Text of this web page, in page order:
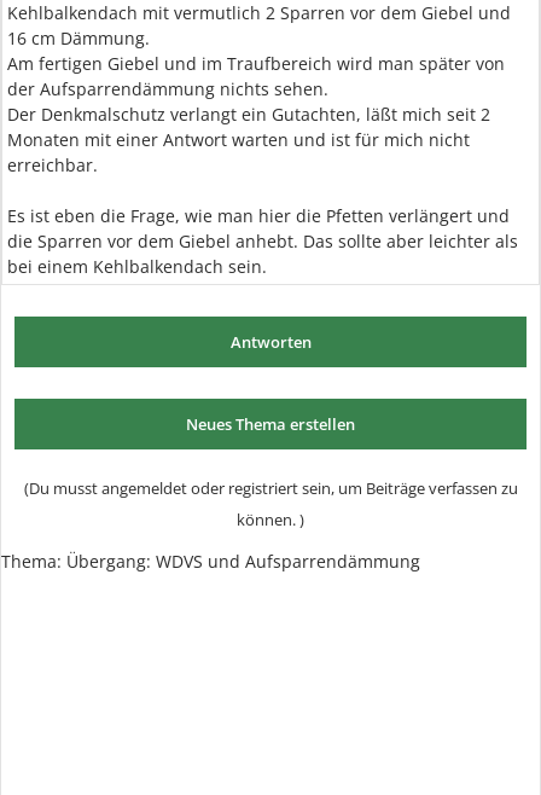
Kehlbalkendach mit vermutlich 2 Sparren vor dem Giebel und
16 cm Dämmung.
Am fertigen Giebel und im Traufbereich wird man später von
der Aufsparrendämmung nichts sehen.
Der Denkmalschutz verlangt ein Gutachten, läßt mich seit 2
Monaten mit einer Antwort warten und ist für mich nicht
erreichbar.
Es ist eben die Frage, wie man hier die Pfetten verlängert und
die Sparren vor dem Giebel anhebt. Das sollte aber leichter als
bei einem Kehlbalkendach sein.
Antworten
Neues Thema erstellen
(Du musst angemeldet oder registriert sein, um Beiträge verfassen zu
können. )
Thema: Übergang: WDVS und Aufsparrendämmung